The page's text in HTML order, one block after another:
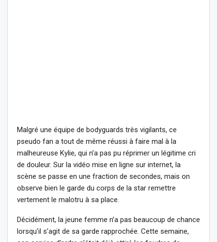
Malgré une équipe de bodyguards très vigilants, ce
pseudo fan a tout de même réussi à faire mal à la
malheureuse Kylie, qui n’a pas pu réprimer un légitime cri
de douleur. Sur la vidéo mise en ligne sur internet, la
scène se passe en une fraction de secondes, mais on
observe bien le garde du corps de la star remettre
vertement le malotru à sa place.
Décidément, la jeune femme n’a pas beaucoup de chance
lorsqu’il s’agit de sa garde rapprochée. Cette semaine,